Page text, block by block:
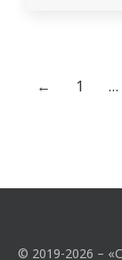
қатысу
← 1 …
© 2019-2026 –